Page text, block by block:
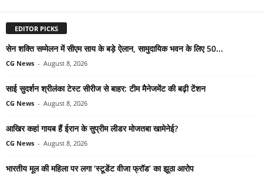
EDITOR PICKS
सेन शक्ति सम्मेलन में सीएम साय के बड़े ऐलान, सामुदायिक भवन के लिए 50...
CG News - August 8, 2026
साई सुदर्शन श्रीलंका टेस्ट सीरीज से बाहर: टीम मैनेजमेंट की बढ़ी टेंशन
CG News - August 8, 2026
आखिर कहां गायब हैं ईरान के सुप्रीम लीडर मोजतबा खामेनेई?
CG News - August 8, 2026
भारतीय मूल की महिला पर लगा ‘स्टूडेंट वीजा फ्रॉड’ का झूठा आरोप